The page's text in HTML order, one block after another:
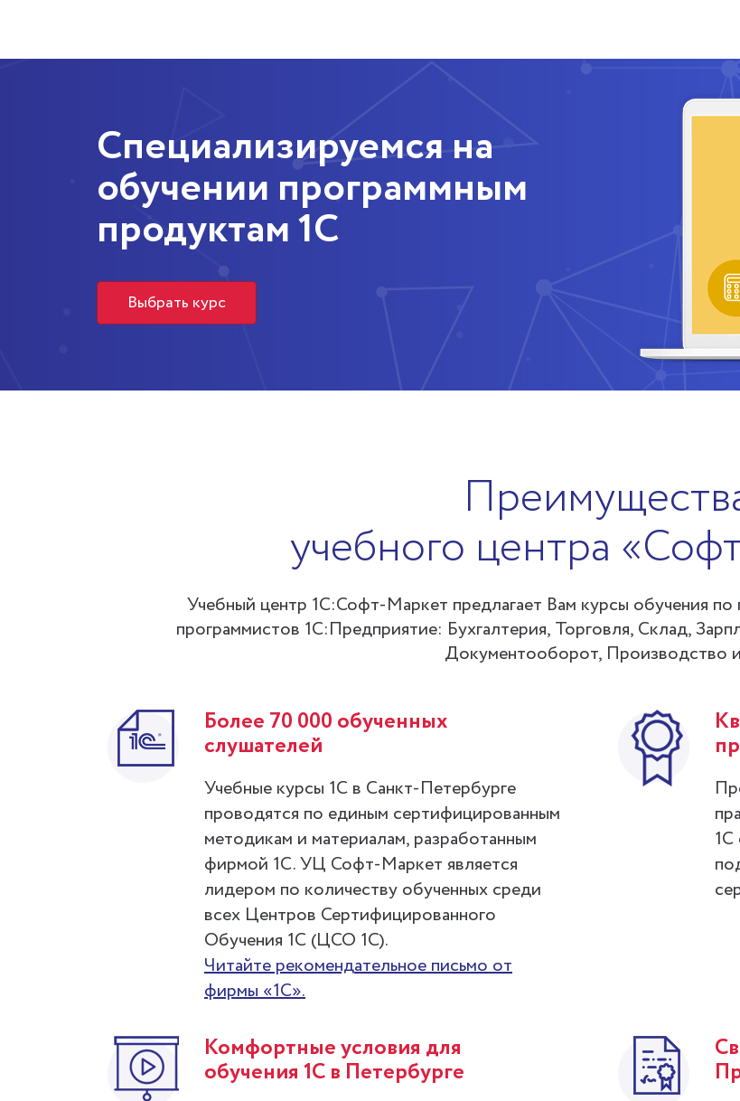
Cпециализируемся на
обучении программным
продуктам 1С
Выбрать курс
учебного центра
Учебный центр 1С:Софт-Маркет предлагает Вам курсы обучения по
программистов 1С:Предприятие: Бухгалтерия, Торговля, Склад,
Документооборот, Производство
Более 70 000 обученных
слушателей
Учебные курсы 1С в Санкт-Петербурге
проводятся по единым сертифицированным
методикам и материалам, разработанным
фирмой 1С. УЦ Софт-Маркет является
лидером по количеству обученных среди
всех Центров Сертифицированного
Обучения 1С (ЦСО 1С).
Читайте рекомендательное письмо от
фирмы «1С».
1С
Комфортные условия для
обучения 1С в Петербурге